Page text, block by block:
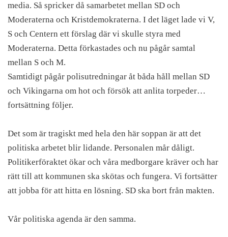
media. Så spricker då samarbetet mellan SD och
Moderaterna och Kristdemokraterna. I det läget lade vi V,
S och Centern ett förslag där vi skulle styra med
Moderaterna. Detta förkastades och nu pågår samtal
mellan S och M.
Samtidigt pågår polisutredningar åt båda håll mellan SD
och Vikingarna om hot och försök att anlita torpeder…
fortsättning följer.
Det som är tragiskt med hela den här soppan är att det
politiska arbetet blir lidande. Personalen mår dåligt.
Politikerföraktet ökar och våra medborgare kräver och har
rätt till att kommunen ska skötas och fungera. Vi fortsätter
att jobba för att hitta en lösning. SD ska bort från makten.
Vår politiska agenda är den samma.